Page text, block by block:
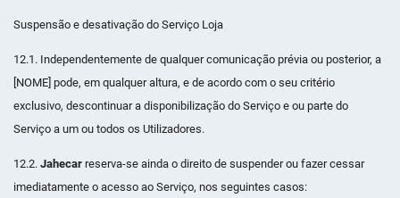
Suspensão e desativação do Serviço Loja
12.1. Independentemente de qualquer comunicação prévia ou posterior, a
[NOME] pode, em qualquer altura, e de acordo com o seu critério
exclusivo, descontinuar a disponibilização do Serviço e ou parte do
Serviço a um ou todos os Utilizadores.
12.2. Jahecarreserva-se ainda o direito de suspender ou fazer cessar
imediatamente o acesso ao Serviço, nos seguintes casos: